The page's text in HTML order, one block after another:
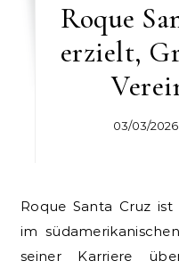
Roque
erzielt,
03/03/2026
Roque Santa Cruz ist ein herausragender Stürmer
im
seiner Karriere